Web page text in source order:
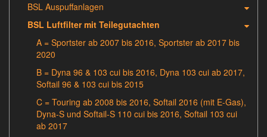
BSL Auspuffanlagen
BSL Luftfilter mit Teilegutachten
A = Sportster ab 2007 bis 2016, Sportster ab 2017 bis
2020
B = Dyna 96 & 103 cui bis 2016, Dyna 103 cui ab 2017,
Softail 96 & 103 cui bis 2015
C = Touring ab 2008 bis 2016, Softail 2016 (mit E-Gas),
Dyna-S und Softail-S 110 cui bis 2016, Softail 103 cui
ab 2017